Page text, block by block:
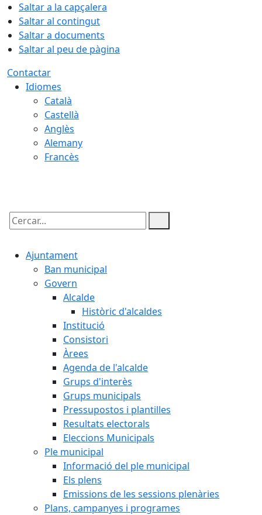
Saltar a la capçalera
Saltar al contingut
Saltar a documents
Saltar al peu de pàgina
Contactar
Idiomes
Català
Castellà
Anglès
Alemany
Francès
Cercar:
Ajuntament
Ban municipal
Govern
Alcalde
Històric d'alcaldes
Institució
Consistori
Àrees
Agenda de l'alcalde
Grups d'interès
Grups municipals
Pressupostos i plantilles
Resultats electorals
Eleccions Municipals
Ple municipal
Informació del ple municipal
Els plens
Emissions de les sessions plenàries
Plans, campanyes i programes